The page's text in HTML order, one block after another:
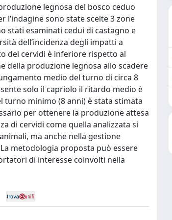
legnosa del bosco ceduo
l’indagine sono state scelte 3 zone
stati esaminati cedui di castagno e
dell’incidenza degli impatti a
dei cervidi è inferiore rispetto al
della produzione legnosa allo scadere
medio del turno di circa 8
solo il capriolo il ritardo medio è
turno minimo (8 anni) è stata stimata
per ottenere la produzione attesa
di cervidi come quella analizzata si
ma anche nella gestione
metodologia proposta può essere
di interesse coinvolti nella